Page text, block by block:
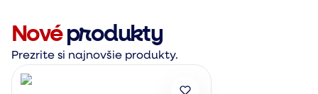
Novéprodukty
Prezrite si najnovšie produkty.